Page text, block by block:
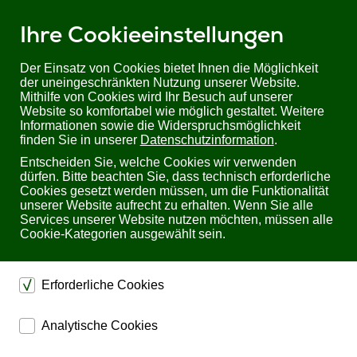
Ihre Cookieeinstellungen
Der Einsatz von Cookies bietet Ihnen die Möglichkeit
der uneingeschränkten Nutzung unserer Website.
Mithilfe von Cookies wird Ihr Besuch auf unserer
Website so komfortabel wie möglich gestaltet. Weitere
Informationen sowie die Widerspruchsmöglichkeit
finden Sie in unserer Datenschutzinformation.
Entscheiden Sie, welche Cookies wir verwenden
dürfen. Bitte beachten Sie, dass technisch erforderliche
Cookies gesetzt werden müssen, um die Funktionalität
unserer Website aufrecht zu erhalten. Wenn Sie alle
Services unserer Website nutzen möchten, müssen alle
Cookie-Kategorien ausgewählt sein.
Erforderliche Cookies
dienen dem technischen einwandfreien Betrieb unserer
Website.
Analytische Cookies
Sie befinden sich hier:Startseite Produkte Photovoltaik
Photovoltaik – elektrische
Energie aus dem Sonnenlicht
Photovoltaikbezeichnet dieUmwandlung von
Sonnenlicht in elektrische Energiemithilfe von
Solarzellen. Diese Technologie hat in den letzten Jahren
Die Vorteile der Photovoltaik liegen in ihrer erneuerbaren
verschiedenen Dimensionen umgesetzt werden – von